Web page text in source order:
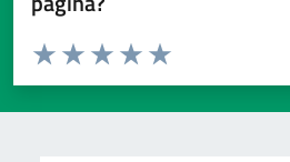
Valuta da 1 a 5 stelle la pagina
Valuta 5 stelle su 5
Valuta 4 stelle su 5
Valuta 3 stelle su 5
Valuta 2 stelle su 5
Valuta 1 stelle su 5